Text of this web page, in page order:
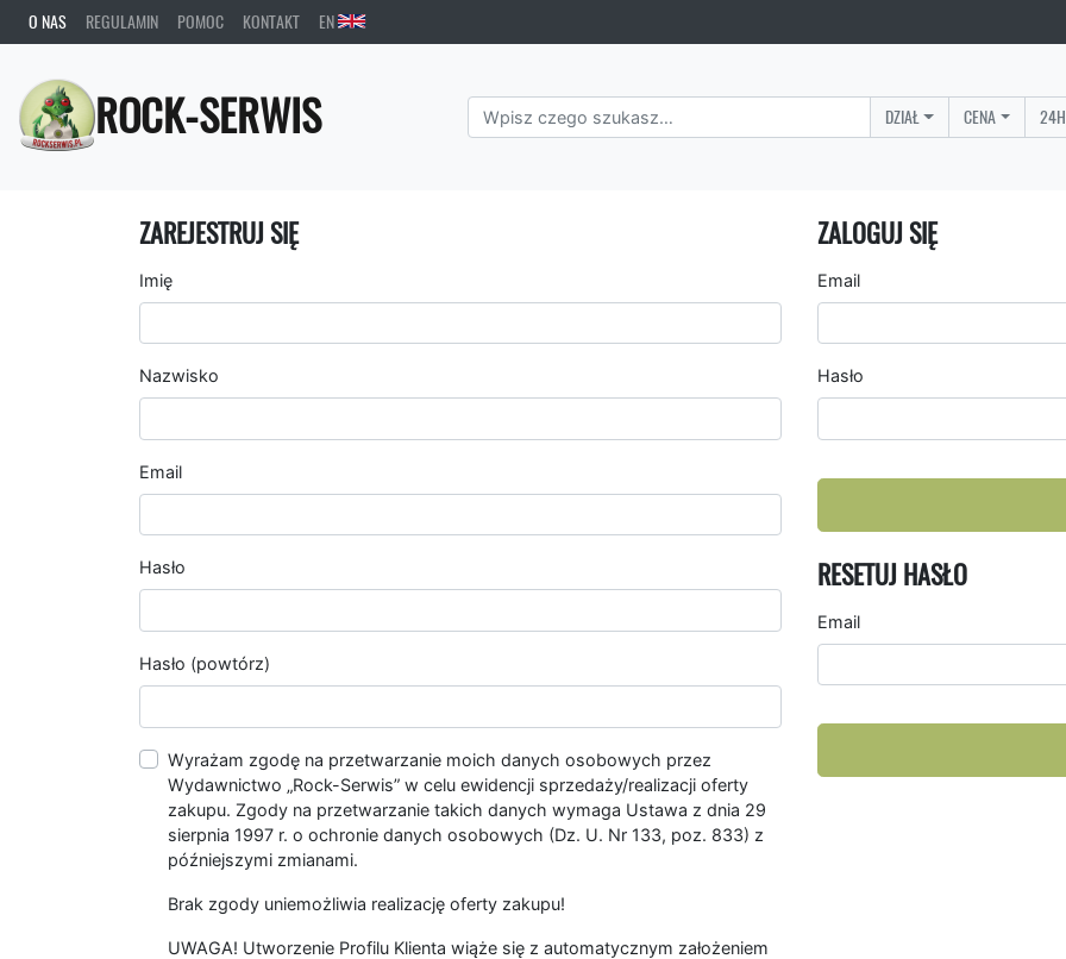
O NAS REGULAMIN POMOC KONTAKT EN
ROCK-SERWIS DZIAŁ CENA
ZAREJESTRUJ SIĘ
Imię
Nazwisko
Email
Hasło
Hasło (powtórz)
Wyrażam zgodę na przetwarzanie moich danych osobowych przez
Wydawnictwo „Rock-Serwis” w celu ewidencji sprzedaży/realizacji oferty
zakupu. Zgody na przetwarzanie takich danych wymaga Ustawa z dnia 29
sierpnia 1997 r. o ochronie danych osobowych (Dz. U. Nr 133, poz. 833) z
późniejszymi zmianami.
Brak zgody uniemożliwia realizację oferty zakupu!
UWAGA! Utworzenie Profilu Klienta wiąże się z automatycznym założeniem
ZALOGUJ SIĘ
Email
Hasło
RESETUJ HASŁO
Email